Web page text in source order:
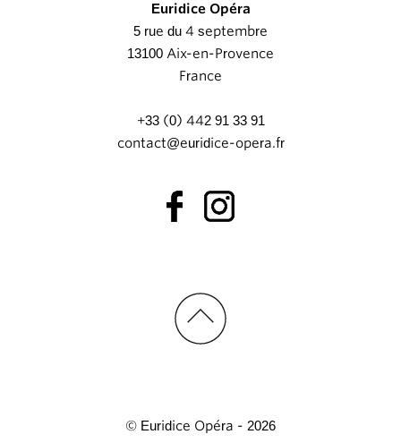
Euridice Opéra
5 rue du 4 septembre
13100 Aix-en-Provence
France
+33 (0) 442 91 33 91
contact@euridice-opera.fr
© Euridice Opéra - 2026